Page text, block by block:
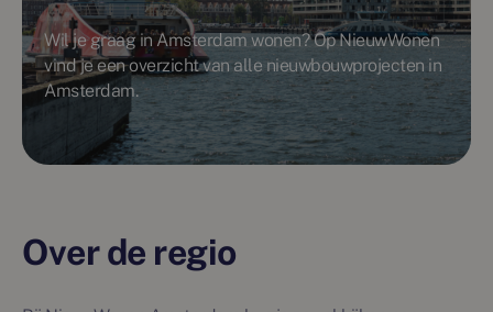
Wil je graag in Amsterdam wonen? Op NieuwWonen
vind je een overzicht van alle nieuwbouwprojecten in
Amsterdam.
Over de regio